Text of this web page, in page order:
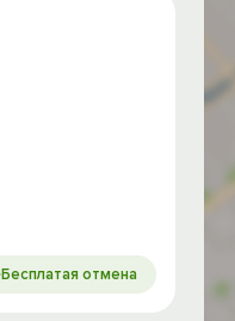
Бесплатая отмена